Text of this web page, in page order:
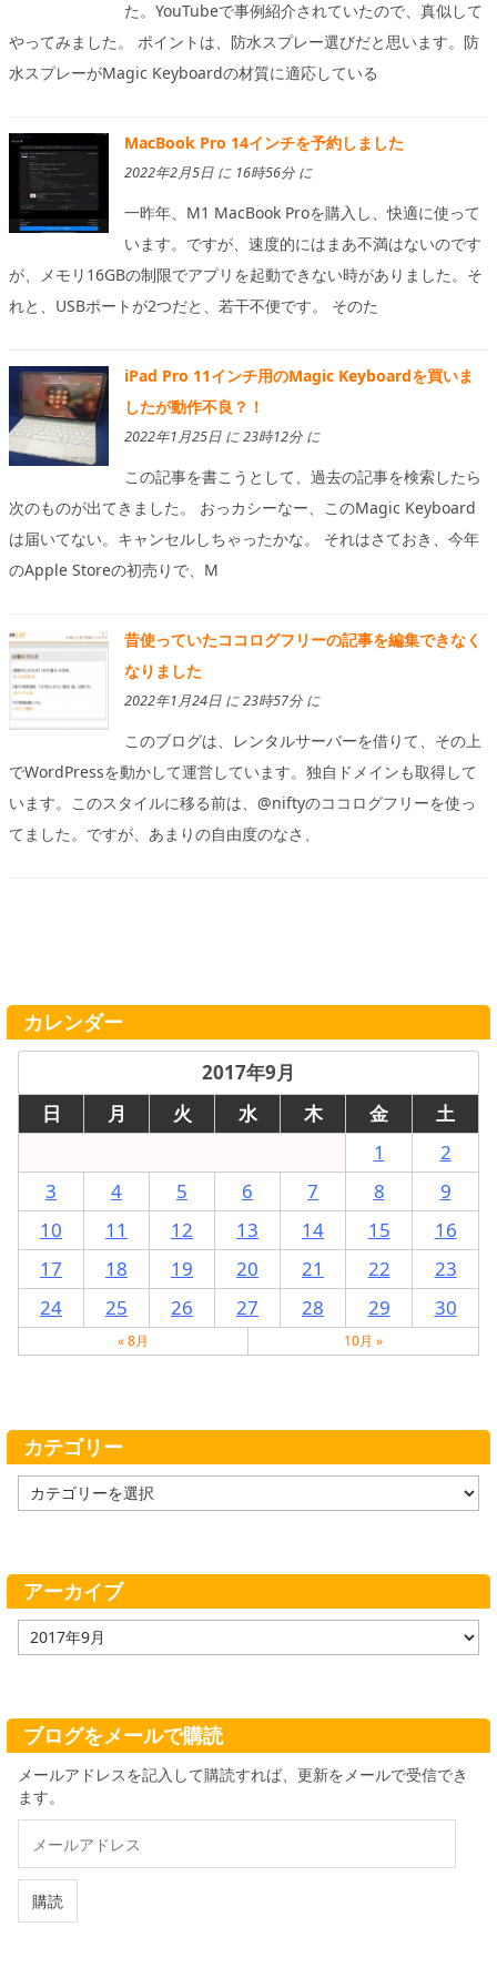
た。YouTubeで事例紹介されていたので、真似して
やってみました。 ポイントは、防水スプレー選びだと思います。防
水スプレーがMagic Keyboardの材質に適応している
MacBook Pro 14インチを予約しました
2022年2月5日 に 16時56分 に
一昨年、M1 MacBook Proを購入し、快適に使って
います。ですが、速度的にはまあ不満はないのです
が、メモリ16GBの制限でアプリを起動できない時がありました。そ
れと、USBポートが2つだと、若干不便です。 そのた
iPad Pro 11インチ用のMagic Keyboardを買いま
したが動作不良？！
2022年1月25日 に 23時12分 に
この記事を書こうとして、過去の記事を検索したら
次のものが出てきました。 おっカシーなー、このMagic Keyboard
は届いてない。キャンセルしちゃったかな。 それはさておき、今年
のApple Storeの初売りで、M
昔使っていたココログフリーの記事を編集できなく
なりました
2022年1月24日 に 23時57分 に
このブログは、レンタルサーバーを借りて、その上
でWordPressを動かして運営しています。独自ドメインも取得して
います。このスタイルに移る前は、@niftyのココログフリーを使っ
てました。ですが、あまりの自由度のなさ、
カレンダー
2017年9月
日
月 火 水 木 金
土
1
2
3
4 5 6 7 8
9
10
11 12 13 14 15
16
17
18 19 20 21 22
23
24
25 26 27 28 29 30
« 8月 10月 »
カテゴリー
テ
ー
アーカイブ
ア
ー
ブ
ブログをメールで購読
メールアドレスを記入して購読すれば、更新をメールで受信でき
ます。
ル
ド
購読